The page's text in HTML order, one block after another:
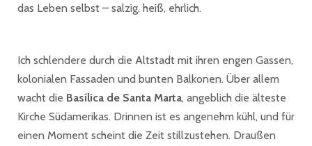
das Leben selbst – salzig, heiß, ehrlich.
Ich schlendere durch die Altstadt mit ihren engen Gassen,
kolonialen Fassaden und bunten Balkonen. Über allem
wacht die Basílica de Santa Marta, angeblich die älteste
Kirche Südamerikas. Drinnen ist es angenehm kühl, und für
einen Moment scheint die Zeit stillzustehen. Draußen